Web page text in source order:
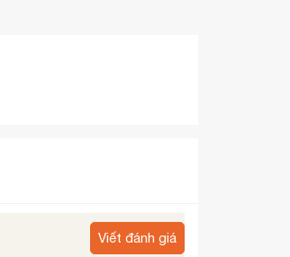
Viết đánh giá